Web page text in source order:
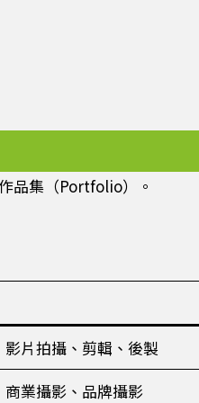
品集（Portfolio）。
影片拍攝、剪輯、後製
商業攝影、品牌攝影